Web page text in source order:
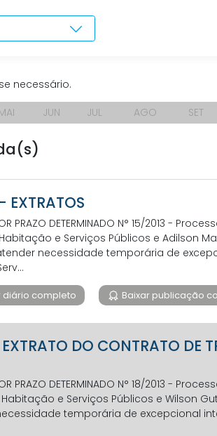
necessário.
JUN JUL AGO SET
PRAZO DETERMINADO N° 15/2013 -
e Serviços Públicos e Adilson
necessidade temporária de
diário completo Baixar publicação
DO CONTRATO DE
PRAZO DETERMINADO N° 18/2013 -
e Serviços Públicos e Wilson
temporária de excepcional